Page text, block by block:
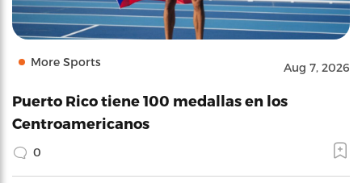
More Sports Aug 7, 2026
Puerto Rico tiene 100 medallas en los
Centroamericanos
0